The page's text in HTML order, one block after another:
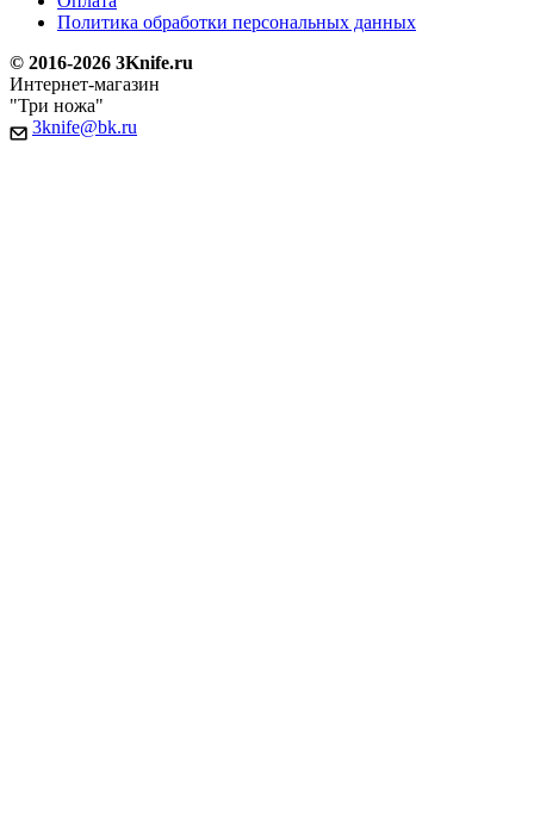
Политика обработки персональных данных
© 2016-2026 3Knife.ru
Интернет-магазин
"Три ножа"
3knife@bk.ru